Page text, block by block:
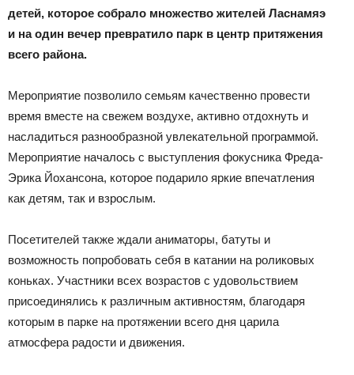
детей, которое собрало множество жителей Ласнамяэ
и на один вечер превратило парк в центр притяжения
всего района.
Мероприятие позволило семьям качественно провести
время вместе на свежем воздухе, активно отдохнуть и
насладиться разнообразной увлекательной программой.
Мероприятие началось с выступления фокусника Фреда-
Эрика Йохансона, которое подарило яркие впечатления
как детям, так и взрослым.
Посетителей также ждали аниматоры, батуты и
возможность попробовать себя в катании на роликовых
коньках. Участники всех возрастов с удовольствием
присоединялись к различным активностям, благодаря
которым в парке на протяжении всего дня царила
атмосфера радости и движения.